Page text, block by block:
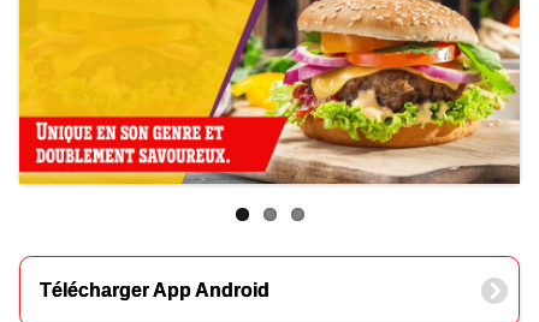
Télécharger App Android